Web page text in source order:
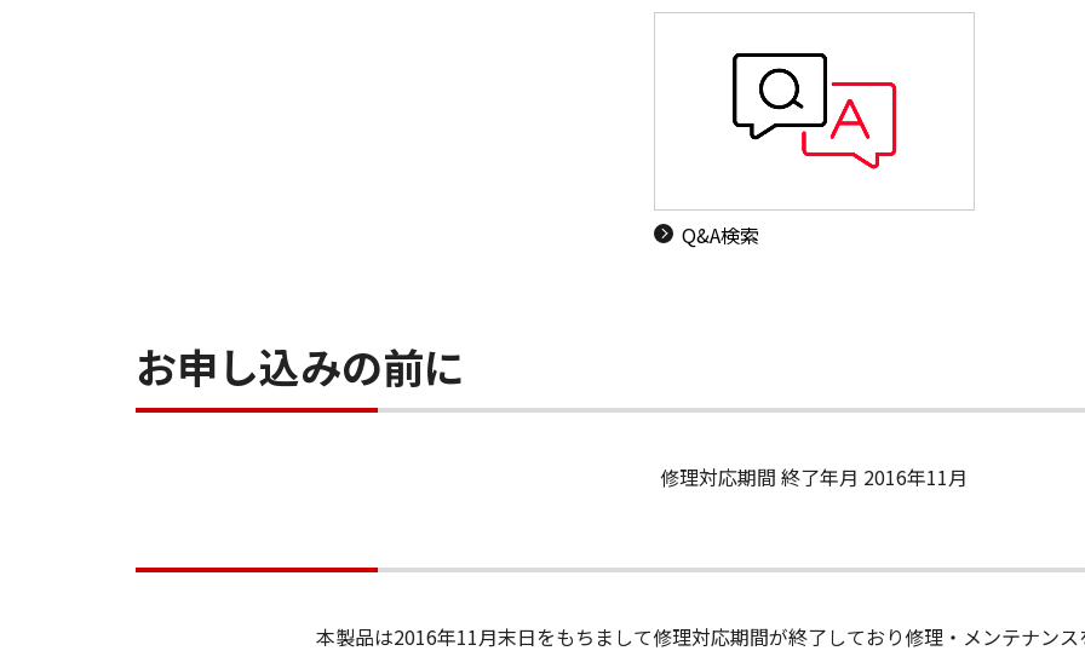
Q&A検索
お申し込みの前に
修理対応期間 終了年月 2016年11月
本製品は2016年11月末日をもちまして修理対応期間が終了しており修理・メンテナンス